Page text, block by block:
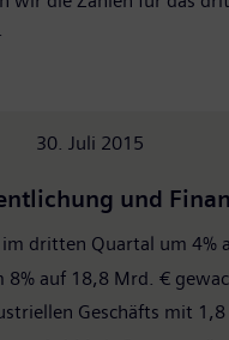
30. Juli 2015
und
dritten Quartal um
8% auf 18,8 Mrd. €
Geschäfts mit